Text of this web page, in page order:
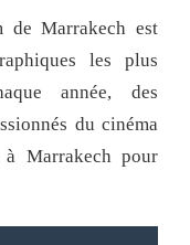
de Marrakech est
les plus
année, des
du cinéma
à Marrakech pour